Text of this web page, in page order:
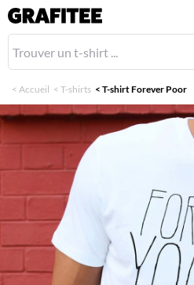
< Accueil < T-shirts < T-shirt Forever Poor